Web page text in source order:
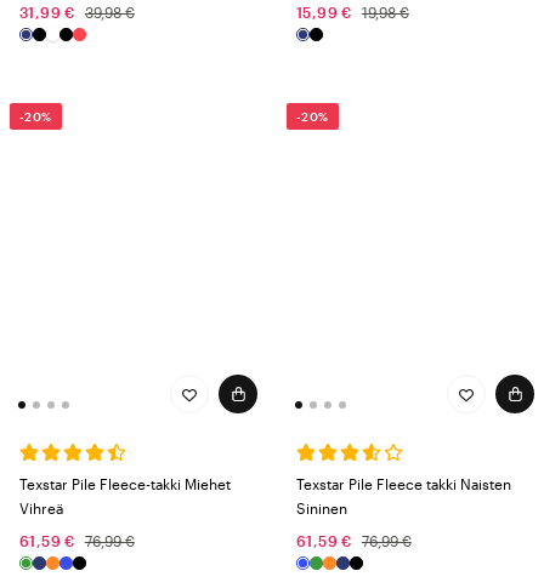
31,99 € 39,98 € 15,99 € 19,98 €
-20%
Texstar Pile Fleece-takki Miehet
Vihreä
61,59 €
76,99 €
-20%
Texstar Pile Fleece takki Naisten
Sininen
61,59 €
76,99 €